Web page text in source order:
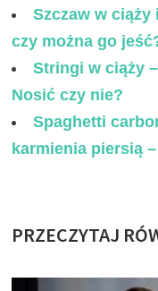
Szczaw w
czy można go
Stringi w ciąży
Nosić czy nie?
Spaghetti
karmienia piersią
PRZECZYTAJ